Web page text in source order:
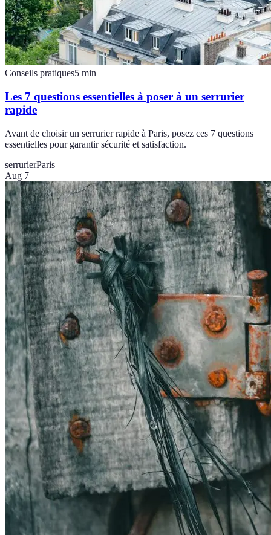
Conseils pratiques5 min
Les 7 questions essentielles à poser à un serrurier
rapide
Avant de choisir un serrurier rapide à Paris, posez ces 7 questions
essentielles pour garantir sécurité et satisfaction.
serrurierParis
Aug 7